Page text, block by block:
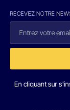
RECEVEZ NOTRE
En cliquant sur